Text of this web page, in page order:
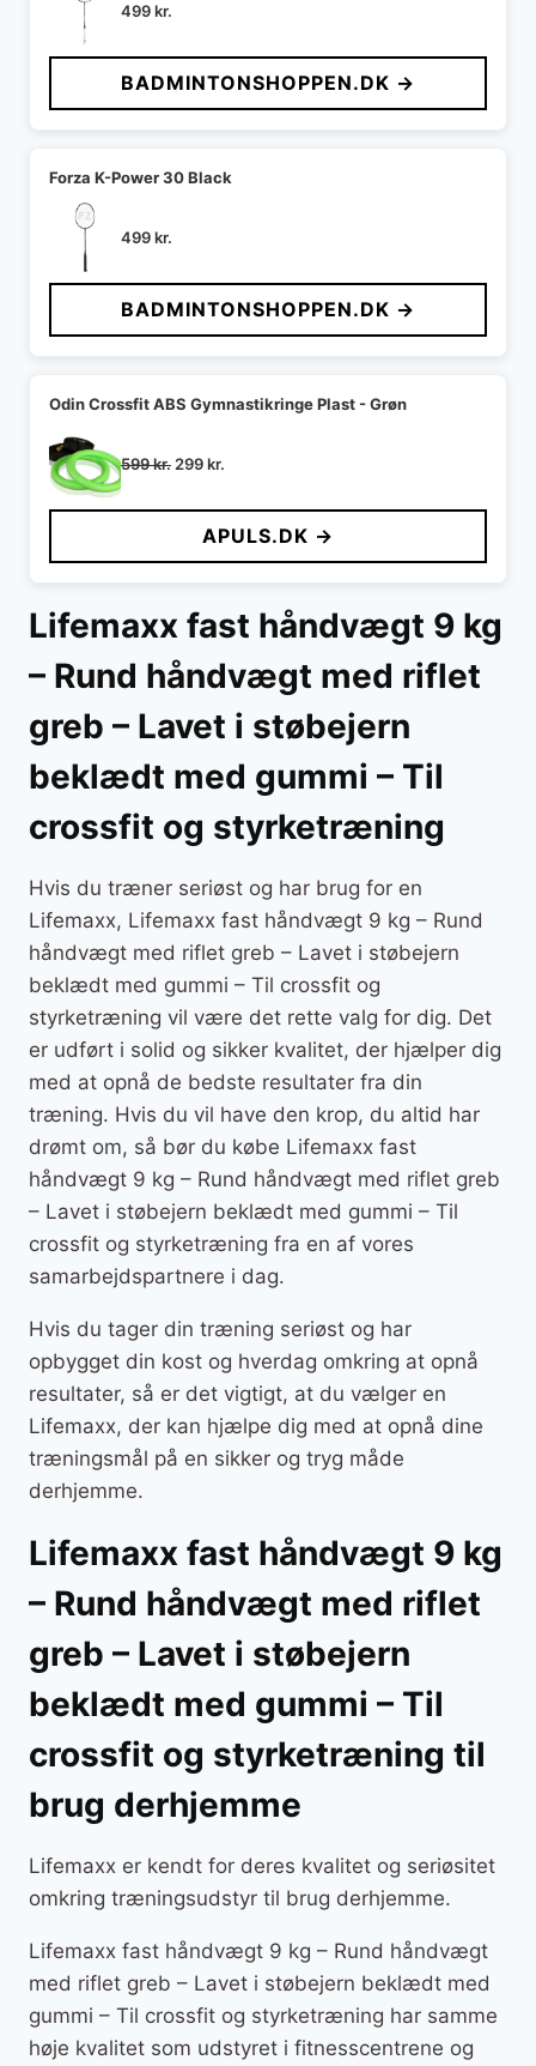
499kr.
BADMINTONSHOPPEN.DK →
Forza K-Power 30 Black
499kr.
BADMINTONSHOPPEN.DK →
Odin Crossfit ABS Gymnastikringe Plast - Grøn
599kr. Den
pris
599 kr..
299kr.
pris
er:
299 kr..
APULS.DK →
Lifemaxx fast håndvægt 9 kg
– Rund håndvægt med riflet
greb – Lavet i støbejern
beklædt med gummi – Til
crossfit og styrketræning
Hvis du træner seriøst og har brug for en
Lifemaxx, Lifemaxx fast håndvægt 9 kg – Rund
håndvægt med riflet greb – Lavet i støbejern
beklædt med gummi – Til crossfit og
styrketræning vil være det rette valg for dig. Det
er udført i solid og sikker kvalitet, der hjælper dig
med at opnå de bedste resultater fra din
træning. Hvis du vil have den krop, du altid har
drømt om, så bør du købe Lifemaxx fast
håndvægt 9 kg – Rund håndvægt med riflet greb
– Lavet i støbejern beklædt med gummi – Til
crossfit og styrketræning fra en af vores
samarbejdspartnere i dag.
Hvis du tager din træning seriøst og har
opbygget din kost og hverdag omkring at opnå
resultater, så er det vigtigt, at du vælger en
Lifemaxx, der kan hjælpe dig med at opnå dine
træningsmål på en sikker og tryg måde
derhjemme.
Lifemaxx fast håndvægt 9 kg
– Rund håndvægt med riflet
greb – Lavet i støbejern
beklædt med gummi – Til
crossfit og styrketræning til
brug derhjemme
Lifemaxx er kendt for deres kvalitet og seriøsitet
omkring træningsudstyr til brug derhjemme.
Lifemaxx fast håndvægt 9 kg – Rund håndvægt
med riflet greb – Lavet i støbejern beklædt med
gummi – Til crossfit og styrketræning har samme
høje kvalitet som udstyret i fitnesscentrene og